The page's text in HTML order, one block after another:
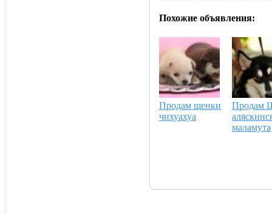
Похожие объявления:
Продам щенки
чихуахуа
Продам
маламута